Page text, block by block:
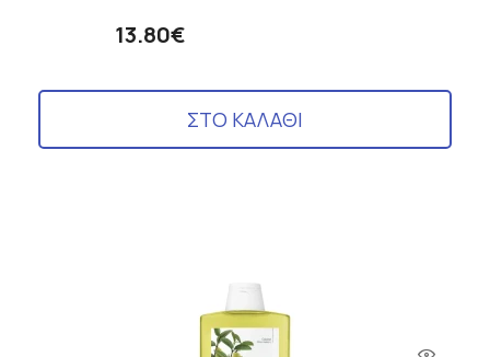
13.80€
ΣΤΟ ΚΑΛΑΘΙ